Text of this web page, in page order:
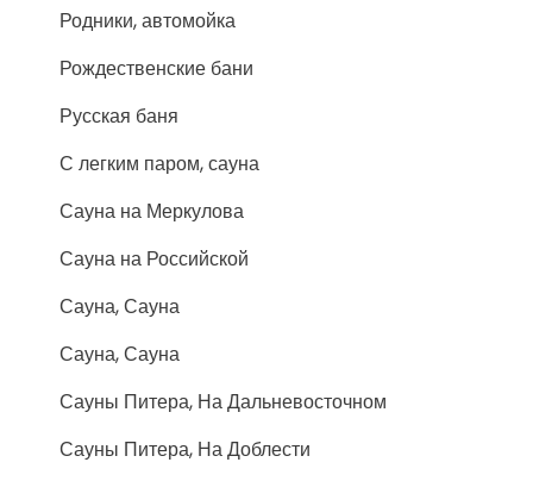
Родники, автомойка
Рождественские бани
Русская баня
С легким паром, сауна
Сауна на Меркулова
Сауна на Российской
Сауна, Сауна
Сауна, Сауна
Сауны Питера, На Дальневосточном
Сауны Питера, На Доблести